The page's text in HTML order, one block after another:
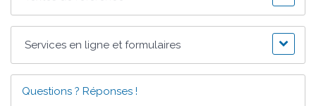
Services en ligne et formulaires
Questions ? Réponses !